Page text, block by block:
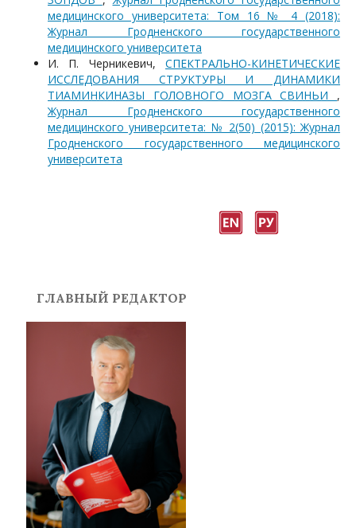
медицинского университета: Том 16 № 4 (2018):
Журнал Гродненского государственного
медицинского университета
И. П. Черникевич, СПЕКТРАЛЬНО-КИНЕТИЧЕСКИЕ
ИССЛЕДОВАНИЯ СТРУКТУРЫ И ДИНАМИКИ
ТИАМИНКИНАЗЫ ГОЛОВНОГО МОЗГА СВИНЬИ ,
Журнал Гродненского государственного
медицинского университета: № 2(50) (2015): Журнал
Гродненского государственного медицинского
университета
ГЛАВНЫЙ РЕДАКТОР